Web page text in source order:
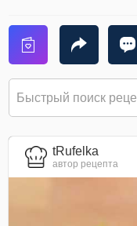
tRufelka
автор рецепта